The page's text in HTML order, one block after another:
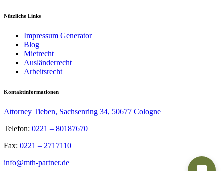
Nützliche Links
Impressum Generator
Blog
Mietrecht
Ausländerrecht
Arbeitsrecht
Kontaktinformationen
Attorney Tieben, Sachsenring 34, 50677 Cologne
Telefon: 0221 – 80187670
Fax: 0221 – 2717110
info@mth-partner.de